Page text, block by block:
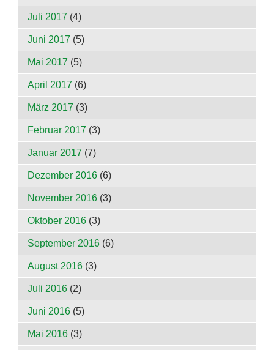
Juli 2017 (4)
Juni 2017 (5)
Mai 2017 (5)
April 2017 (6)
März 2017 (3)
Februar 2017 (3)
Januar 2017 (7)
Dezember 2016 (6)
November 2016 (3)
Oktober 2016 (3)
September 2016 (6)
August 2016 (3)
Juli 2016 (2)
Juni 2016 (5)
Mai 2016 (3)